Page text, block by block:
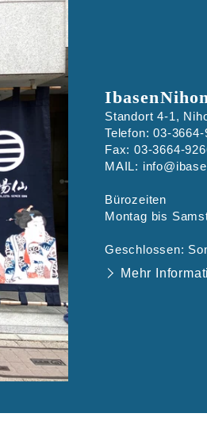
Standort 4-1,
Telefon: 03-3664-
Fax: 03-3664-
MAIL:
Bürozeiten
Montag bis
Geschlossen:
Mehr